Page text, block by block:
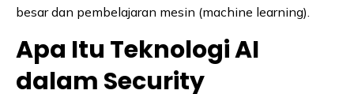
besar dan pembelajaran mesin (machine learning).
Apa Itu Teknologi AI
dalam Security